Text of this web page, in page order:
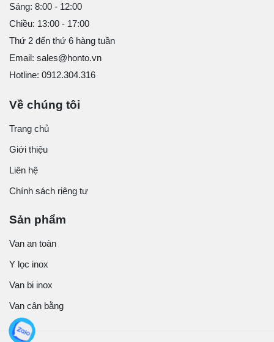
Sáng: 8:00 - 12:00
Chiều: 13:00 - 17:00
Thứ 2 đến thứ 6 hàng tuần
Email: sales@honto.vn
Hotline: 0912.304.316
Về chúng tôi
Trang chủ
Giới thiệu
Liên hệ
Chính sách riêng tư
Sản phẩm
Van an toàn
Y lọc inox
Van bi inox
Van cân bằng